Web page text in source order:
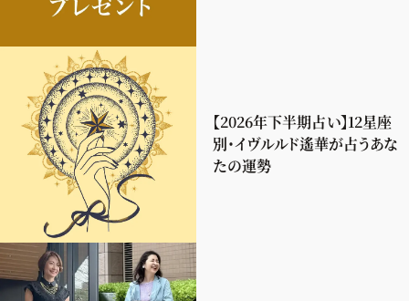
【2026年下半期占い】12星座
別・イヴルルド遙華が占うあな
たの運勢